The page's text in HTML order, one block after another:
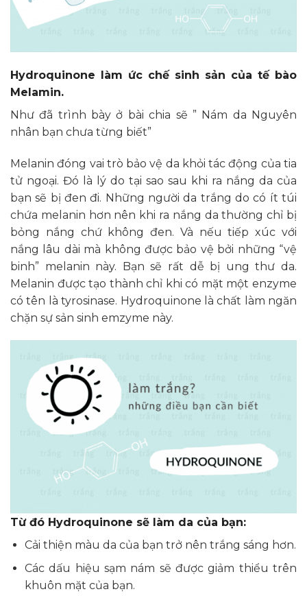
Hydroquinone làm ức chế sinh sản của tế bào
Melamin.
Như đã trình bày ở bài chia sẽ ” Nám da Nguyên
nhân bạn chưa từng biết”
Melanin đóng vai trò bảo vệ da khỏi tác động của tia
tử ngoại. Đó là lý do tại sao sau khi ra nắng da của
bạn sẽ bị đen đi. Những người da trắng do có ít túi
chứa melanin hơn nên khi ra nắng da thường chỉ bị
bỏng nắng chứ không đen. Và nếu tiếp xúc với
nắng lâu dài mà không được bảo vệ bởi những “vệ
binh” melanin này. Bạn sẽ rất dễ bị ung thư da.
Melanin được tạo thành chỉ khi có mặt một enzyme
có tên là tyrosinase. Hydroquinone là chất làm ngăn
chặn sự sản sinh emzyme này.
Từ đó Hydroquinone sẽ làm da của bạn:
Cải thiện màu da của bạn trở nên trắng sáng hơn.
Các dấu hiệu sạm nám sẽ được giảm thiểu trên
khuôn mặt của bạn.